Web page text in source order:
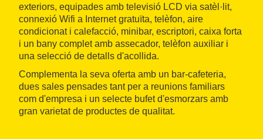
exteriors, equipades amb televisió LCD via satèl·lit,
connexió Wifi a Internet gratuïta, telèfon, aire
condicionat i calefacció, minibar, escriptori, caixa forta
i un bany complet amb assecador, telèfon auxiliar i
una selecció de detalls d'acollida.
Complementa la seva oferta amb un bar-cafeteria,
dues sales pensades tant per a reunions familiars
com d'empresa i un selecte bufet d'esmorzars amb
gran varietat de productes de qualitat.